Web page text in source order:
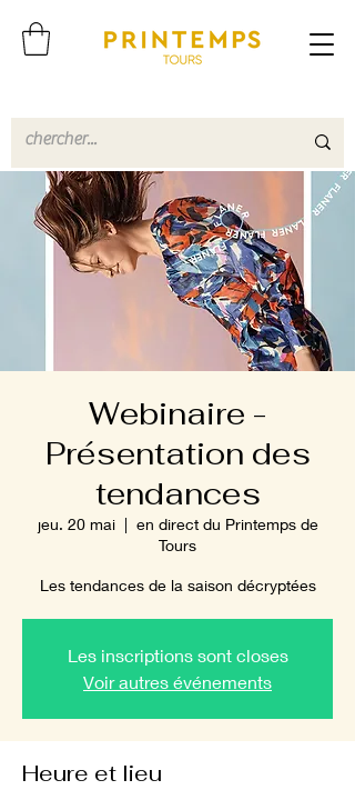
Webinaire -
Présentation des
tendances
jeu. 20 mai
  |
en direct du Printemps de
Tours
Les tendances de la saison décryptées
Les inscriptions sont closes
Voir autres événements
Heure et lieu